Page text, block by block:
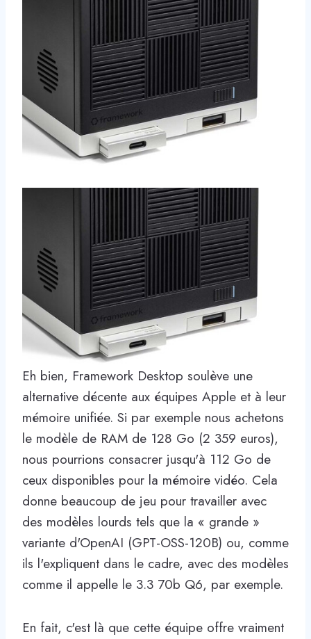
Eh bien, Framework Desktop soulève une
alternative décente aux équipes Apple et à leur
mémoire unifiée. Si par exemple nous achetons
le modèle de RAM de 128 Go (2 359 euros),
nous pourrions consacrer jusqu'à 112 Go de
ceux disponibles pour la mémoire vidéo. Cela
donne beaucoup de jeu pour travailler avec
des modèles lourds tels que la « grande »
variante d'OpenAI (GPT-OSS-120B) ou, comme
ils l'expliquent dans le cadre, avec des modèles
comme il appelle le 3.3 70b Q6, par exemple.
En fait, c'est là que cette équipe offre vraiment